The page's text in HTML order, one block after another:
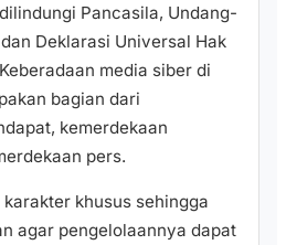
Pancasila, Undang-
Deklarasi Universal Hak
media siber di
bagian dari
kemerdekaan
pers.
khusus sehingga
agar pengelolaannya dapat